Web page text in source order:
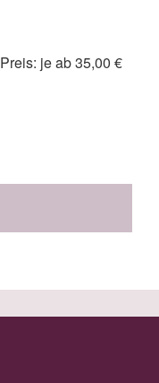
Preis: je ab 35,00 €